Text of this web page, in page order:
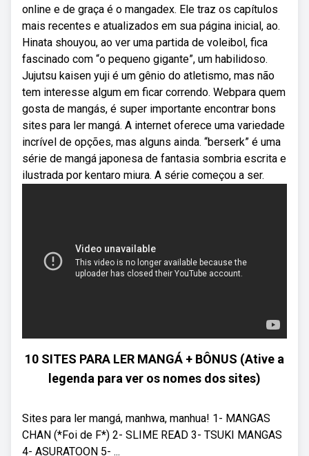
online e de graça é o mangadex. Ele traz os capítulos
mais recentes e atualizados em sua página inicial, ao.
Hinata shouyou, ao ver uma partida de voleibol, fica
fascinado com “o pequeno gigante”, um habilidoso.
Jujutsu kaisen yuji é um gênio do atletismo, mas não
tem interesse algum em ficar correndo. Webpara quem
gosta de mangás, é super importante encontrar bons
sites para ler mangá. A internet oferece uma variedade
incrível de opções, mas alguns ainda. “berserk” é uma
série de mangá japonesa de fantasia sombria escrita e
ilustrada por kentaro miura. A série começou a ser.
10 SITES PARA LER MANGÁ + BÔNUS (Ative a
legenda para ver os nomes dos sites)
Sites para ler mangá, manhwa, manhua! 1- MANGAS
CHAN (*Foi de F*) 2- SLIME READ 3- TSUKI MANGAS
4- ASURATOON 5- ...